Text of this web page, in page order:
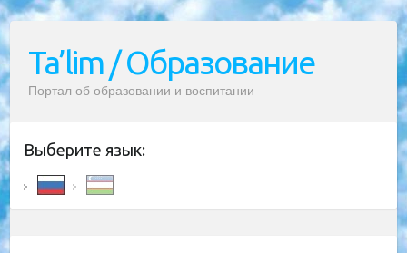
Ta’lim / Образование
Портал об образовании и воспитании
Выберите язык: